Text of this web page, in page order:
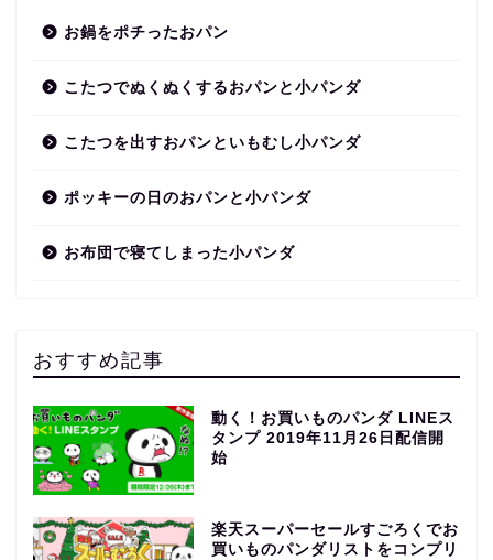
お鍋をポチったおパン
こたつでぬくぬくするおパンと小パンダ
こたつを出すおパンといもむし小パンダ
ポッキーの日のおパンと小パンダ
お布団で寝てしまった小パンダ
おすすめ記事
動く！お買いものパンダ LINEス
タンプ 2019年11月26日配信開
始
楽天スーパーセールすごろくでお
買いものパンダリストをコンプリ